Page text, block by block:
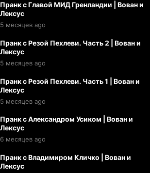
Пранк с Главой МИД Гренландии | Вован и
Лексус
5 месяцев ago
Пранк с Резой Пехлеви. Часть 2 | Вован и
Лексус
5 месяцев ago
Пранк с Резой Пехлеви. Часть 1 | Вован и
Лексус
5 месяцев ago
Пранк с Александром Усиком | Вован и
Лексус
6 месяцев ago
Пранк с Владимиром Кличко | Вован и
Лексус